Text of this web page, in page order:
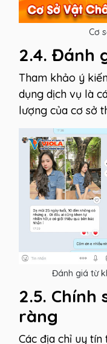
Cơ
2.4. Đánh
Tham khảo ý
dụng dịch vụ là
lượng của cơ sở
Đánh giá từ
2.5. Chính
ràng
Các địa chỉ uy